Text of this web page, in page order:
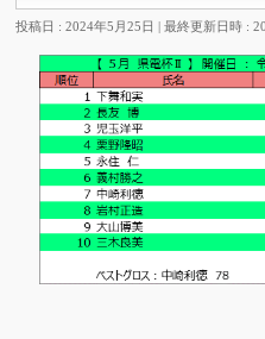
投稿日 : 2024年5月25日 最終更新日時 :